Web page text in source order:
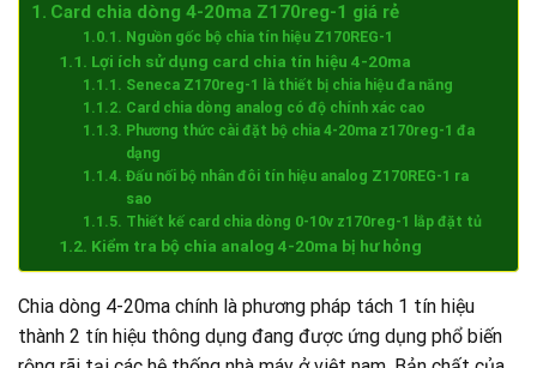
Card chia dòng 4-20ma Z170reg-1 giá rẻ
Nguồn gốc bộ chia tín hiệu Z170REG-1
Lợi ích sử dụng card chia tín hiệu 4-20ma
Seneca Z170reg-1 là thiết bị chia hiệu đa năng
Card chia dòng analog có độ chính xác cao
Phương thức cài đặt bộ chia 4-20ma z170reg-1 đa
dạng
Đấu nối bộ nhân đôi tín hiệu analog Z170REG-1 ra
sao
Thiết kế card chia dòng 0-10v z170reg-1 lắp đặt tủ
Kiểm tra bộ chia analog 4-20ma bị hư hỏng
Chia dòng 4-20ma chính là phương pháp tách 1 tín hiệu
thành 2 tín hiệu thông dụng đang được ứng dụng phổ biến